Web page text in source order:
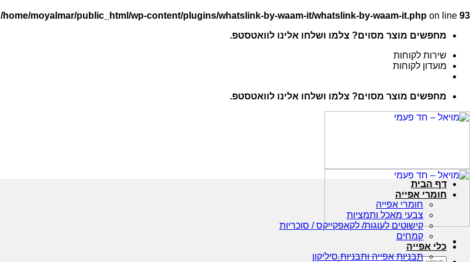
/home/moyalmar/public_html/wp-content/plugins/whatslink-by-waam-it/whatslink-by-waam-it.php on line 93
מחפשים מוצר מסוים? צלמו ושלחו אלינו לוואטסטפ.
שירות לקוחות
מועדון לקוחות
מחפשים מוצר מסוים? צלמו ושלחו אלינו לוואטסטפ.
דף הבית
חומרי אפייה
חומרי אפייה
צבעי מאכל ותמציות
קישוטים לעוגות/ לקאפקייקס / סוכריות
קמחים
כלי אפייה
תבניות אפייה ותבניות סיליקון